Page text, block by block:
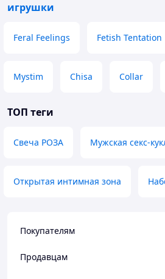
игрушки
Feral Feelings Fetish Tentation
Mystim Chisa Collar
ТОП теги
Свеча РОЗА Мужская секс-
Открытая интимная зона
Покупателям
Продавцам